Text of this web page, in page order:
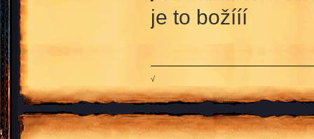
je to božííí
√